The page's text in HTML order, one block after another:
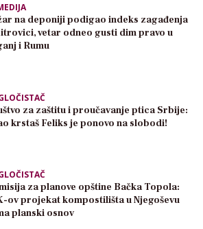
na deponiji podigao indeks zagađenja
vetar odneo gusti dim pravo u
i Rumu
za zaštitu i proučavanje ptica Srbije:
krstaš Feliks je ponovo na slobodi!
za planove opštine Bačka Topola:
ov projekat kompostilišta u Njegoševu
planski osnov